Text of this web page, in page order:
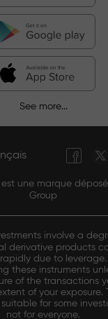
See more...
est une marque
Group
involve a
derivative products
due to
these instruments
of the transactions
of your exposure.
for some
not for everyone.